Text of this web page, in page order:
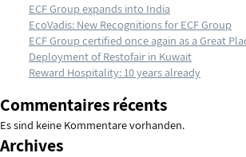
and
its
ECF Group expands into India
EcoVadis: New Recognitions for ECF Group
ECF Group certified once again as a Great
Deployment of Restofair in Kuwait
Reward Hospitality: 10 years already
Commentaires récents
Es sind keine Kommentare vorhanden.
Archives